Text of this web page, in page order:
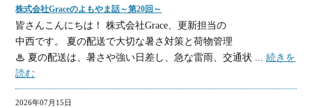
株式会社Graceのよもやま話～第20回～
皆さんこんにちは！ 株式会社Grace、更新担当の
中西です。 夏の配送で大切な暑さ対策と荷物管理
♨ 夏の配送は、暑さや強い日差し、急な雷雨、交通状 ...続きを
読む
2026年07月15日